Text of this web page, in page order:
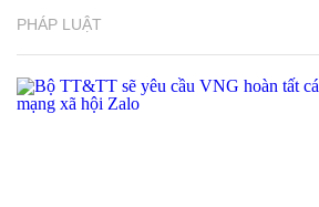
PHÁP LUẬT